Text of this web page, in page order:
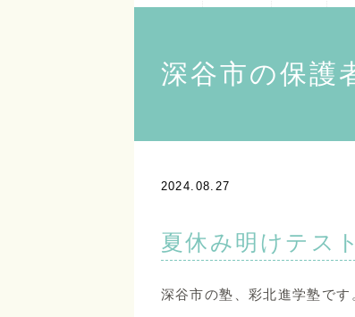
深谷市の保護
2024.08.27
夏休み明けテスト
深谷市の塾、彩北進学塾です